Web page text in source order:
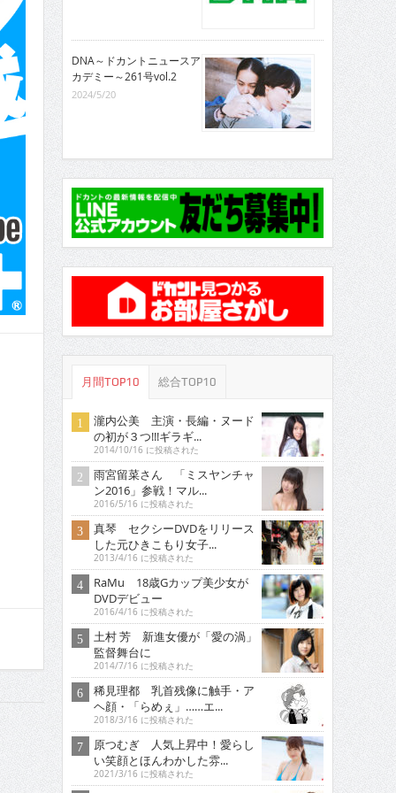
DNA～ドカントニュースア
カデミー～261号vol.2
2024/5/20
月間TOP10 総合TOP10
瀧内公美 主演・長編・ヌード
の初が３つ!!!ギラギ...
2014/10/16 に投稿された
雨宮留菜さん 「ミスヤンチャ
ン2016」参戦！マル...
2016/5/16 に投稿された
真琴 セクシーDVDをリリース
した元ひきこもり女子...
2013/4/16 に投稿された
RaMu 18歳Gカップ美少女が
DVDデビュー
2016/4/16 に投稿された
土村 芳 新進女優が「愛の渦」
監督舞台に
2014/7/16 に投稿された
稀見理都 乳首残像に触手・ア
ヘ顔・「らめぇ」……エ...
2018/3/16 に投稿された
原つむぎ 人気上昇中！愛らし
い笑顔とほんわかした雰...
2021/3/16 に投稿された